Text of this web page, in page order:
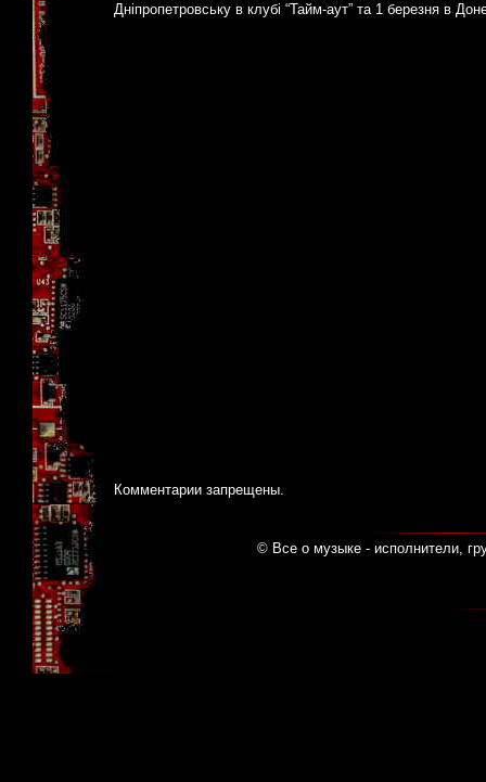
Дніпропетровську в клубі “Тайм-аут” та 1 березня в
Комментарии запрещены.
© Все о музыке - исполнители,